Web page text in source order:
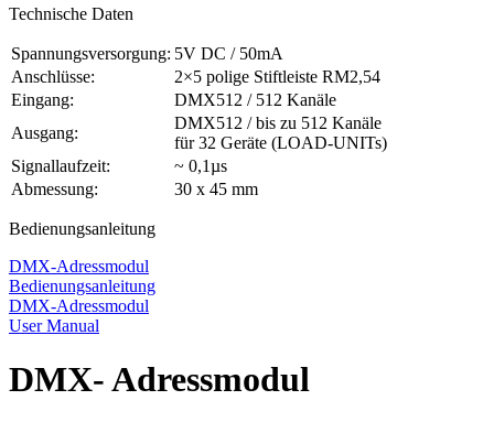
Technische Daten
Spannungsversorgung: 5V DC / 50mA
Anschlüsse:
2×5 polige Stiftleiste RM2,54
Eingang:
DMX512 / 512 Kanäle
Ausgang:
DMX512 / bis zu 512 Kanäle
für 32 Geräte (LOAD-UNITs)
Signallaufzeit:
~ 0,1µs
Abmessung:
30 x 45 mm
Bedienungsanleitung
DMX-​Adressmodul
Bedienungsanleitung
DMX-​Adressmodul
User Manual
DMX- Adressmodul